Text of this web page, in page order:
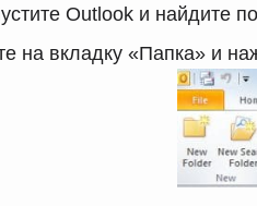
Outlook и найдите
на вкладку «Папка» и